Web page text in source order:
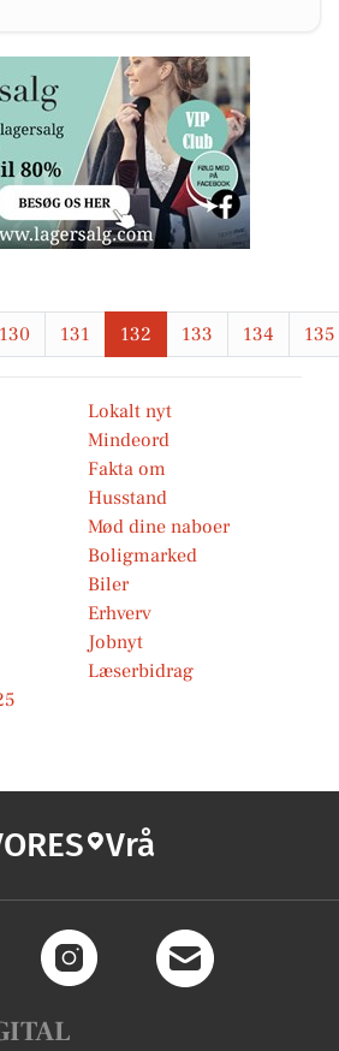
130 131 132 133 134 135
Lokalt nyt
Mindeord
Fakta om
Husstand
Mød dine naboer
Boligmarked
Biler
Erhverv
Jobnyt
Læserbidrag
Vrå